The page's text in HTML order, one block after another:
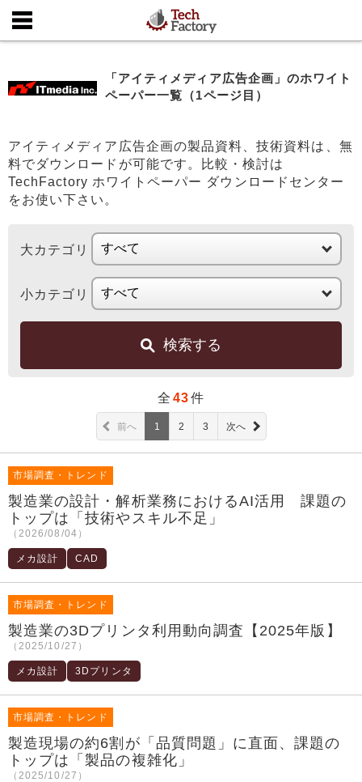
「アイティメディア広告企画」のホワイト
ペーパー一覧（1ページ目）
アイティメディア広告企画の製品資料、技術資料は、無
料でダウンロードが可能です。比較・検討は
TechFactory ホワイトペーパー ダウンロードセンター
をお使い下さい。
大カテゴリ
小カテゴリ
検索する
全 43件
前へ 1 2 3 次へ
市場調査・トレンド
製造業の設計・解析業務におけるAI活用 課題の
トップは「技術やスキル不足」
（2026/08/04）
メカ設計 CAD
市場調査・トレンド
製造業の3Dプリンタ利用動向調査【2025年版】
（2025/10/27）
メカ設計 3Dプリンタ
市場調査・トレンド
製造現場の約6割が「品質問題」に直面、課題の
トップは「製品の複雑化」
（2025/10/27）